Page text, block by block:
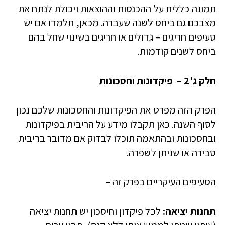
תמונה כללית על ההכנסות וההוצאות ויכולת לנתח את
מצבכם גם ביחס לשנה שעברה. מכאן, תלמדו אם יש
סעיפים חריגים – גדולים או חריגים בשינוי שחל בהם
ביחס לשנים קודמות.
חלק ג'2 – פיקדונות וחסכונות
הפרק הזה מפרט את הפיקדונות והחסכונות שלכם נכון
לסוף השנה. כאן תקבלו מידע על הריבית בפיקדונות
ובחסכונות ובהתאמה תוכלו לבדוק אם מדובר בריבית
סבירה או שניתן לשפרה.
הסעיפים העיקריים בפרק זה –
תחנות יציאה: לכל פיקדון וחיסכון יש תחנות יציאה